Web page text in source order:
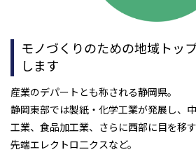
モノづくりのための地域トッ
します
産業のデパートとも称される静岡県。
静岡東部では製紙・化学工業が発展し、
工業、食品加工業、さらに西部に目を移
先端エレクトロ二クスなど。